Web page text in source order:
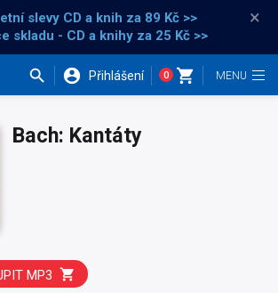
slevy CD a knih za 89 Kč >>
skladu - CD a knihy za 25 Kč >>
×
Přihlášení 0
Bach: Kantáty
MP3